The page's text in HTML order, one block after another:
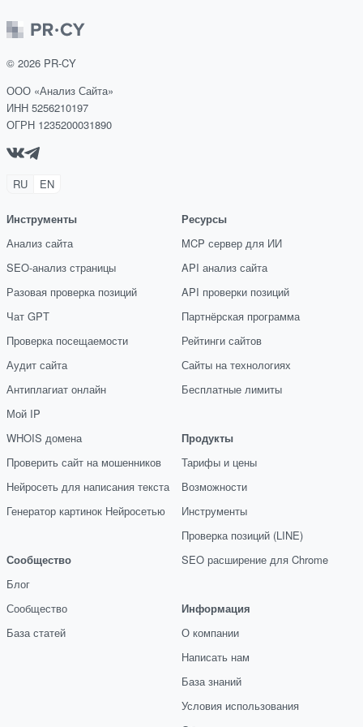
© 2026 PR-CY
ООО «Анализ Сайта»
ИНН 5256210197
ОГРН 1235200031890
RU EN
Инструменты
Анализ сайта
SEO-анализ страницы
Разовая проверка позиций
Чат GPT
Проверка посещаемости
Аудит сайта
Антиплагиат онлайн
Мой IP
WHOIS домена
Проверить сайт на мошенников
Нейросеть для написания текста
Генератор картинок Нейросетью
Сообщество
Блог
Сообщество
База статей
Ресурсы
MCP сервер для ИИ
API анализ сайта
API проверки позиций
Партнёрская программа
Рейтинги сайтов
Сайты на технологиях
Бесплатные лимиты
Продукты
Тарифы и цены
Возможности
Инструменты
Проверка позиций (LINE)
SEO расширение для Chrome
Информация
О компании
Написать нам
База знаний
Условия использования